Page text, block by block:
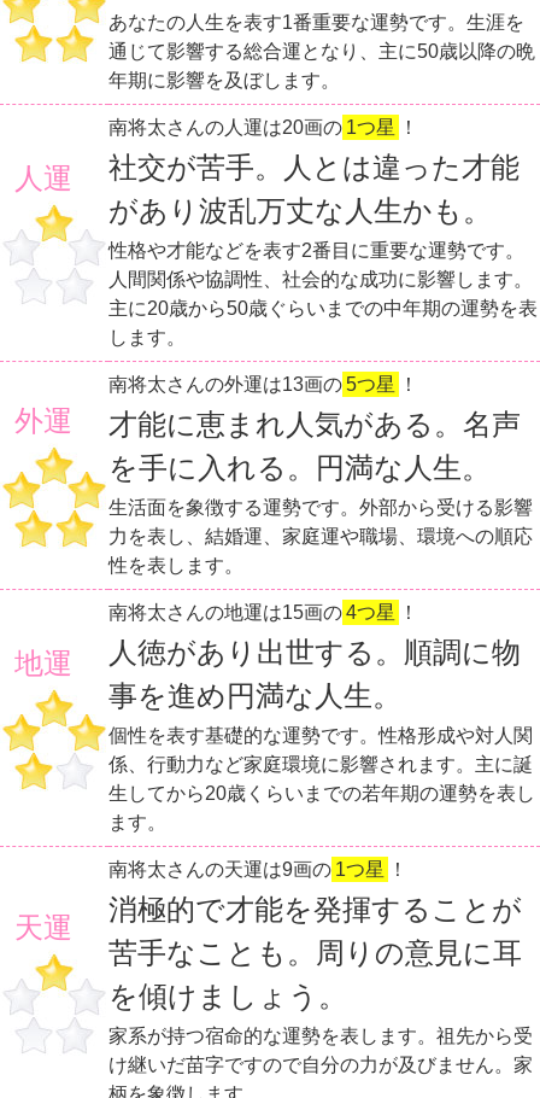
あなたの人生を表す1番重要な運勢です。生涯を
通じて影響する総合運となり、主に50歳以降の晩
年期に影響を及ぼします。
人運
南将太さんの人運は20画の 1つ星 ！
社交が苦手。人とは違った才能
があり波乱万丈な人生かも。
性格や才能などを表す2番目に重要な運勢です。
人間関係や協調性、社会的な成功に影響します。
主に20歳から50歳ぐらいまでの中年期の運勢を表
します。
外運
南将太さんの外運は13画の5つ星 ！
才能に恵まれ人気がある。名声
を手に入れる。円満な人生。
生活面を象徴する運勢です。外部から受ける影響
力を表し、結婚運、家庭運や職場、環境への順応
性を表します。
地運
南将太さんの地運は15画の4つ星 ！
人徳があり出世する。順調に物
事を進め円満な人生。
個性を表す基礎的な運勢です。性格形成や対人関
係、行動力など家庭環境に影響されます。主に誕
生してから20歳くらいまでの若年期の運勢を表し
ます。
天運
南将太さんの天運は9画の 1つ星 ！
消極的で才能を発揮することが
苦手なことも。周りの意見に耳
を傾けましょう。
家系が持つ宿命的な運勢を表します。祖先から受
け継いだ苗字ですので自分の力が及びません。家
柄を象徴します。